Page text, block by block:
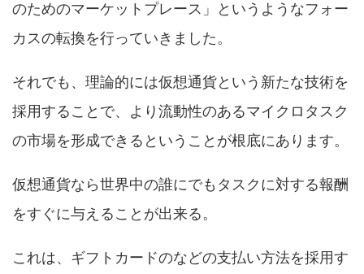
のためのマーケットプレース」というようなフォー
カスの転換を行っていきました。
それでも、理論的には仮想通貨という新たな技術を
採用することで、より流動性のあるマイクロタスク
の市場を形成できるということが根底にあります。
仮想通貨なら世界中の誰にでもタスクに対する報酬
をすぐに与えることが出来る。
これは、ギフトカードのなどの支払い方法を採用す